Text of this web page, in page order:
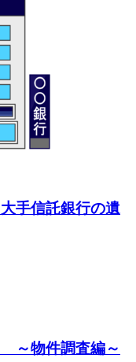
手信託銀行の遺
物件調査編～